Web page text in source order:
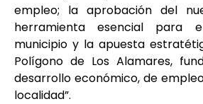
empleo; la aprobación del
herramienta esencial para
municipio y la apuesta
Polígono de Los Alamares,
desarrollo económico, de
localidad”.